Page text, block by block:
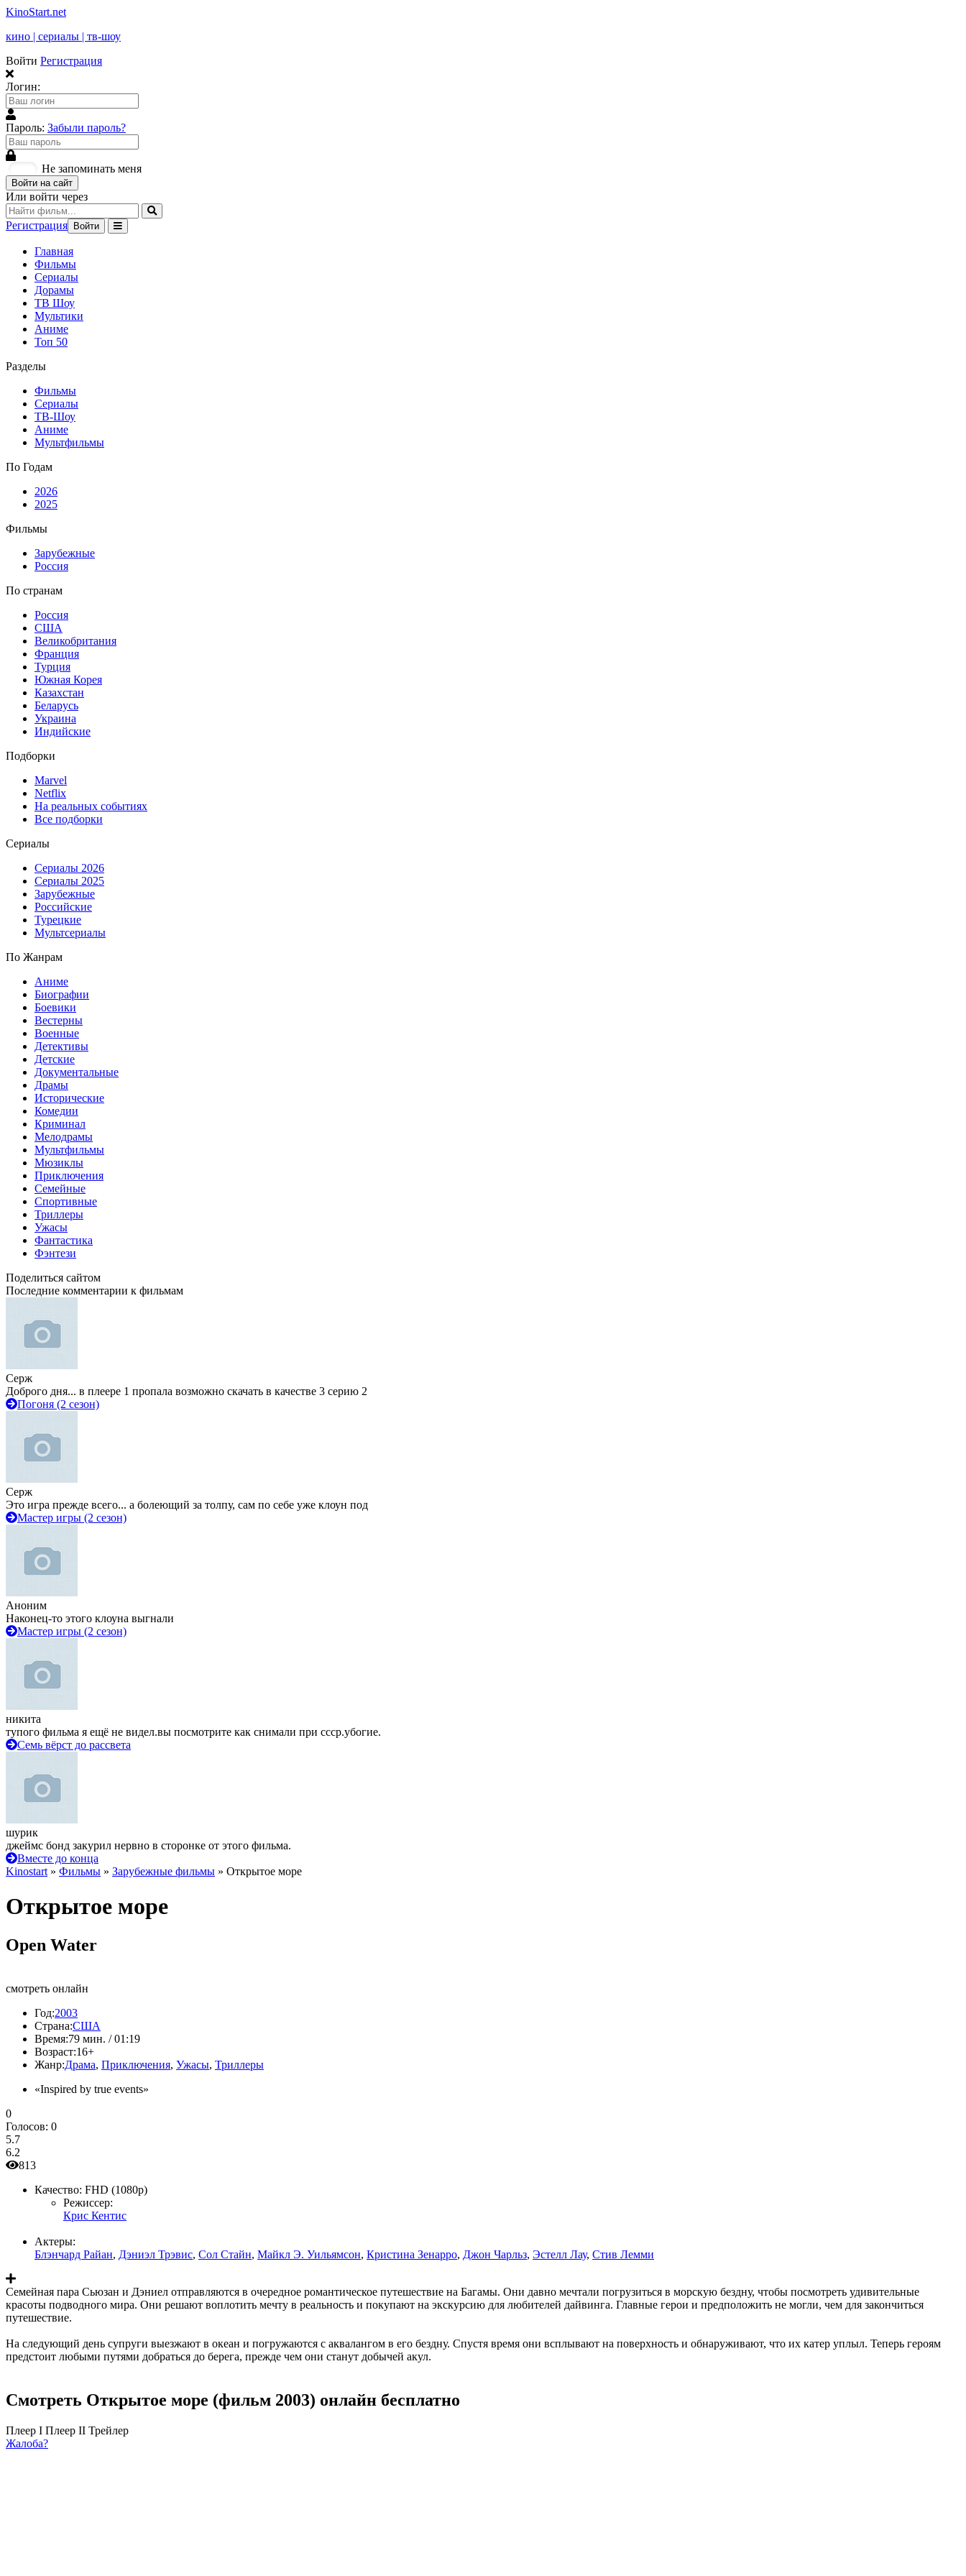
KinoStart.net
кино | сериалы | тв-шоу
Войти Регистрация
Логин:
Пароль: Забыли пароль?
Не запоминать меня
Войти на сайт
Или войти через
Регистрация Войти
Главная
Фильмы
Сериалы
Дорамы
ТВ Шоу
Мультики
Аниме
Топ 50
Разделы
Фильмы
Сериалы
ТВ-Шоу
Аниме
Мультфильмы
По Годам
2026
2025
Фильмы
Зарубежные
Россия
По странам
Россия
США
Великобритания
Франция
Турция
Южная Корея
Казахстан
Беларусь
Украина
Индийские
Подборки
Marvel
Netflix
На реальных событиях
Все подборки
Сериалы
Сериалы 2026
Сериалы 2025
Зарубежные
Российские
Турецкие
Мультсериалы
По Жанрам
Аниме
Биографии
Боевики
Вестерны
Военные
Детективы
Детские
Документальные
Драмы
Исторические
Комедии
Криминал
Мелодрамы
Мультфильмы
Мюзиклы
Приключения
Семейные
Спортивные
Триллеры
Ужасы
Фантастика
Фэнтези
Поделиться сайтом
Последние комментарии к фильмам
Серж
Доброго дня... в плеере 1 пропала возможно скачать в качестве 3 серию 2
Погоня (2 сезон)
Серж
Это игра прежде всего... а болеющий за толпу, сам по себе уже клоун под
Мастер игры (2 сезон)
Аноним
Наконец-то этого клоуна выгнали
Мастер игры (2 сезон)
никита
тупого фильма я ещё не видел.вы посмотрите как снимали при ссср.убогие.
Семь вёрст до рассвета
шурик
джеймс бонд закурил нервно в сторонке от этого фильма.
Вместе до конца
Kinostart » Фильмы » Зарубежные фильмы » Открытое море
Открытое море
Open Water
смотреть онлайн
Год:2003
Страна:США
Время:79 мин. / 01:19
Возраст:16+
Жанр:Драма, Приключения, Ужасы, Триллеры
«Inspired by true events»
0
Голосов: 0
5.7
6.2
813
Качество: FHD (1080p)
Режиссер:
Крис Кентис
Актеры:
Блэнчард Райан, Дэниэл Трэвис, Сол Стайн, Майкл Э. Уильямсон, Кристина Зенарро, Джон Чарльз, Эстелл Лау, Стив Лемми
Семейная пара Сьюзан и Дэниел отправляются в очередное романтическое путешествие на Багамы. Они давно мечтали погрузиться в морскую бездну, чтобы посмотреть удивительные
красоты подводного мира. Они решают воплотить мечту в реальность и покупают на экскурсию для любителей дайвинга. Главные герои и предположить не могли, чем для закончиться
путешествие.
На следующий день супруги выезжают в океан и погружаются с аквалангом в его бездну. Спустя время они всплывают на поверхность и обнаруживают, что их катер уплыл. Теперь героям
предстоит любыми путями добраться до берега, прежде чем они станут добычей акул.
Смотреть Открытое море (фильм 2003) онлайн бесплатно
Плеер I Плеер II Трейлер
Жалоба?